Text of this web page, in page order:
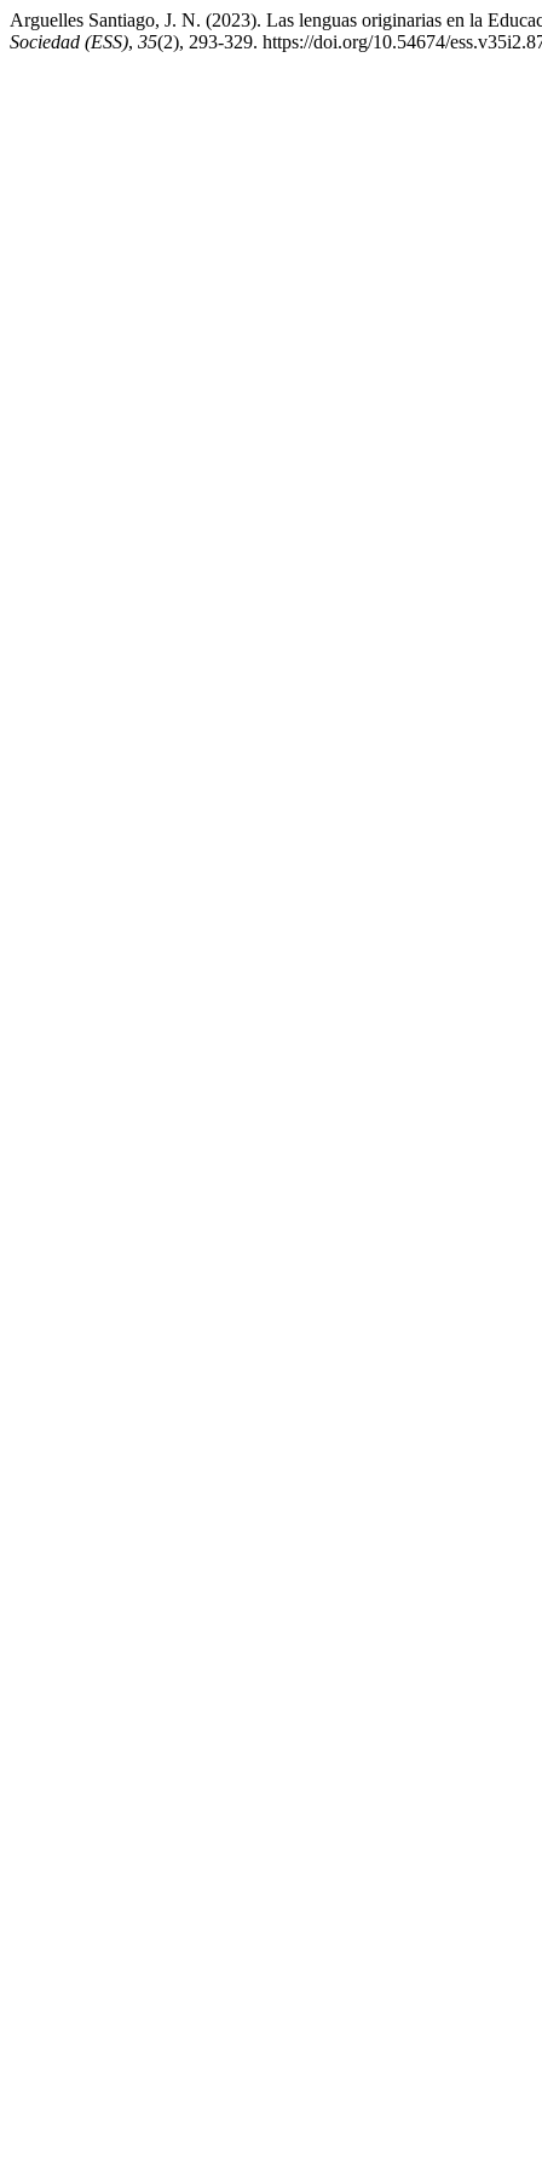
Arguelles Santiago, J. N. (2023). Las lenguas originarias en la
Sociedad (ESS), 35(2), 293-329. https://doi.org/10.54674/